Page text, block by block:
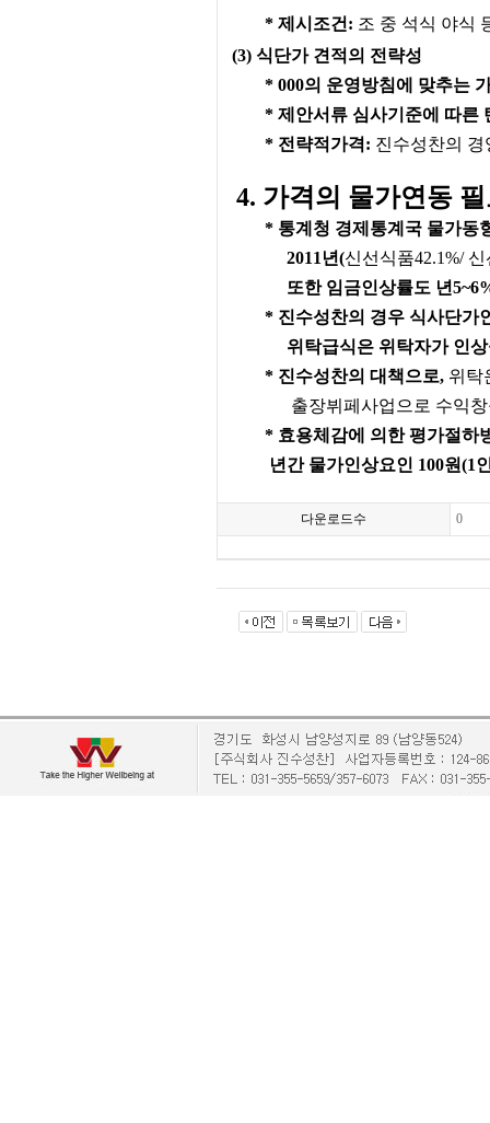
* 제시조건: 조 중 석식 야식
(3) 식단가 견적의 전략성
* 000의 운영방침에 맞추는
* 제안서류 심사기준에 따른
* 전략적가격: 진수성찬의
4. 가격의 물가연동
* 통계청 경제통계국 물가동
2011년(신선식품42.1%/
또한 임금인상률도 년
* 진수성찬의 경우 식사단가
위탁급식은 위탁자가 인
* 진수성찬의 대책으로, 위탁
출장뷔페사업으로 수익
* 효용체감에 의한 평가절하
년간 물가인상요인 100원(1
다운로드수 0